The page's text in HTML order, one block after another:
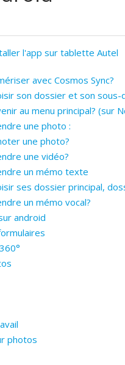
l'app sur tablette Autel
avec Cosmos Sync?
son dossier et son sous-
au menu principal? (sur
une photo :
une photo?
une vidéo?
un mémo texte
ses dossier principal,
un mémo vocal?
android
photos